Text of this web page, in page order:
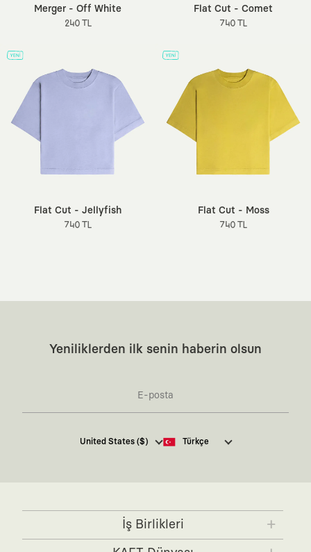
Merger - Off White
240 TL
Flat Cut - Comet
740 TL
Flat Cut - Jellyfish
740 TL
Flat Cut - Moss
740 TL
İş Birlikleri
KAFT x FUJIFILM
Yeniliklerden ilk senin haberin olsun
Kaft Tasarım Tekstil Sanayi ve Ticaret Anonim
ulaşabilirsiniz.
United States ($) Türkçe